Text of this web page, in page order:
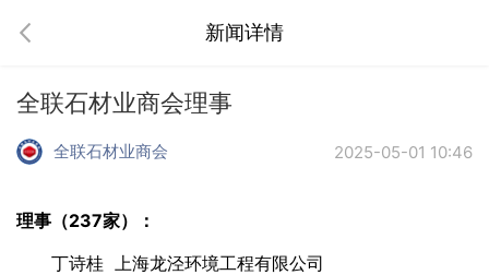
新闻详情
全联石材业商会理事
全联石材业商会 2025-05-01 10:46
理事（237家）：
丁诗桂 上海龙泾环境工程有限公司